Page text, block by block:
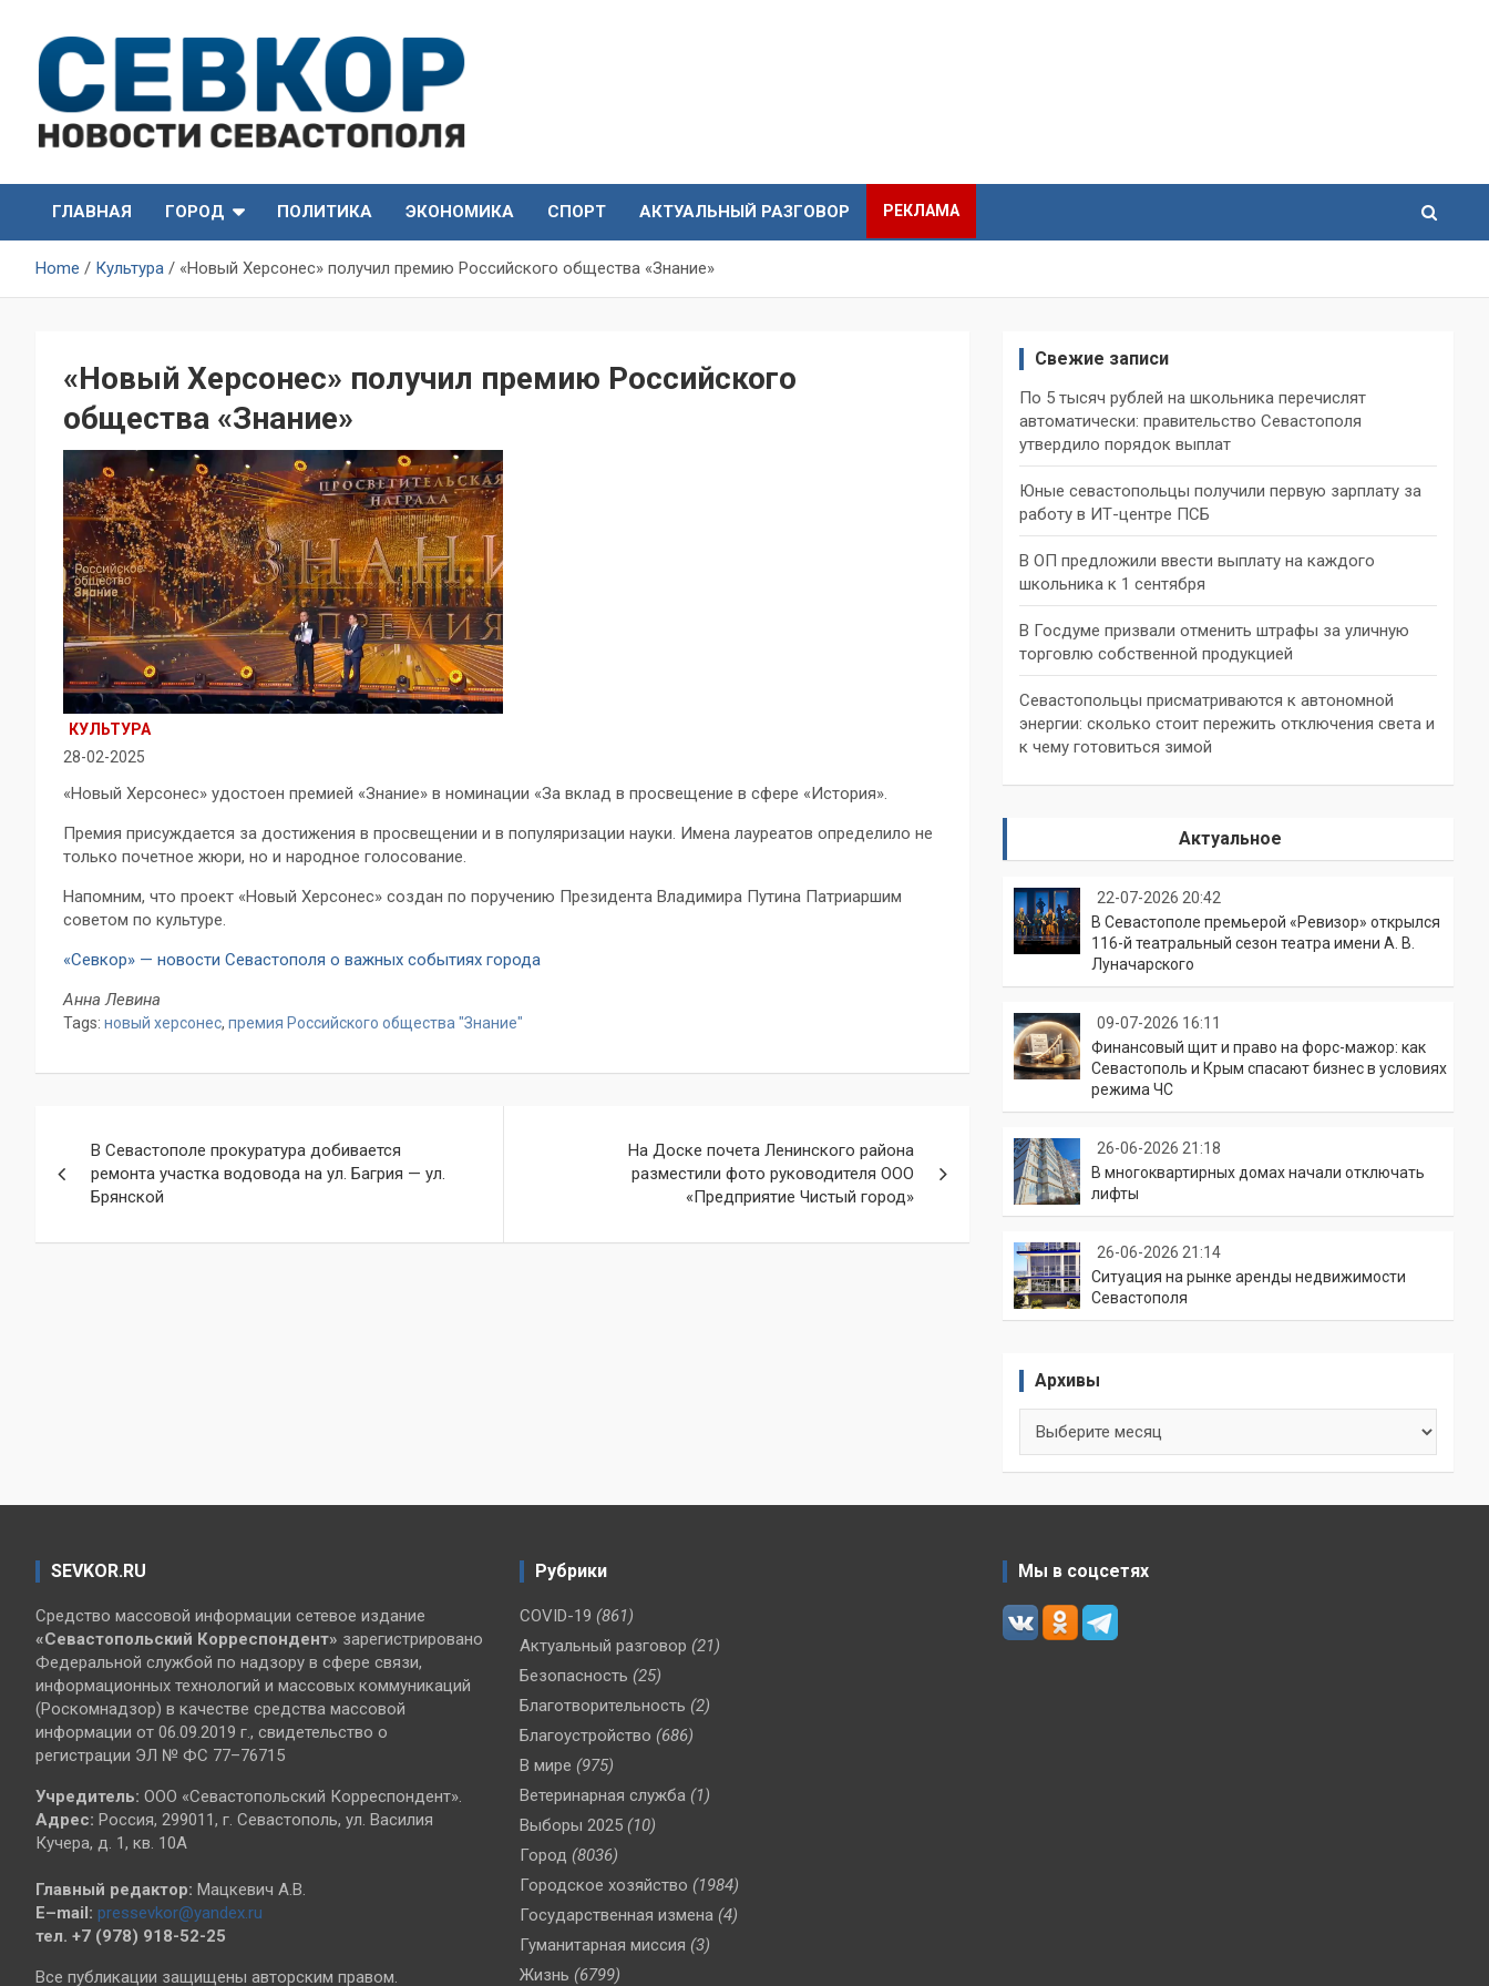
content
СевКор — Новости
Севастополя
Севастополя
ГЛАВНАЯ
ГОРОД ПОЛИТИКА ЭКОНОМИКА СПОРТ АКТУАЛЬНЫЙ РАЗГОВОР РЕКЛАМА
Home Культура «Новый Херсонес» получил премию Российского общества «Знание»
«Новый Херсонес» получил премию Российского
общества «Знание»
КУЛЬТУРА
28-02-2025
«Новый Херсонес» удостоен премией «Знание» в номинации «За вклад в просвещение в сфере «История».
Премия присуждается за достижения в просвещении и в популяризации науки. Имена лауреатов определило не
только почетное жюри, но и народное голосование.
Напомним, что проект «Новый Херсонес» создан по поручению Президента Владимира Путина Патриаршим
советом по культуре.
«Севкор» — новости Севастополя о важных событиях города
Анна Левина
Tags: новый херсонес, премия Российского общества "Знание"
по
записям
В Севастополе прокуратура добивается
ремонта участка водовода на ул. Багрия — ул.
Брянской
На Доске почета Ленинского района
разместили фото руководителя ООО
«Предприятие Чистый город»
Свежие записи
По 5 тысяч рублей на школьника перечислят
автоматически: правительство Севастополя
утвердило порядок выплат
Юные севастопольцы получили первую зарплату за
работу в ИТ-центре ПСБ
В ОП предложили ввести выплату на каждого
школьника к 1 сентября
В Госдуме призвали отменить штрафы за уличную
торговлю собственной продукцией
Севастопольцы присматриваются к автономной
энергии: сколько стоит пережить отключения света и
к чему готовиться зимой
Актуальное
22-07-2026 20:42
В Севастополе премьерой «Ревизор» открылся
116-й театральный сезон театра имени А. В.
Луначарского
09-07-2026 16:11
Финансовый щит и право на форс-мажор: как
Севастополь и Крым спасают бизнес в условиях
режима ЧС
26-06-2026 21:18
В многоквартирных домах начали отключать
лифты
26-06-2026 21:14
Ситуация на рынке аренды недвижимости
Севастополя
Архивы
SEVKOR.RU
Средство массовой информации сетевое издание
«Севастопольский Корреспондент» зарегистрировано
Федеральной службой по надзору в сфере связи,
информационных технологий и массовых коммуникаций
(Роскомнадзор) в качестве средства массовой
информации от 06.09.2019 г., свидетельство о
регистрации ЭЛ № ФС 77–76715
Учредитель: ООО «Севастопольский Корреспондент».
Адрес: Россия, 299011, г. Севастополь, ул. Василия
Кучера, д. 1, кв. 10А
Главный редактор: Мацкевич А.В.
E–mail: pressevkor@yandex.ru
тел. +7 (978) 918-52-25
Все публикации защищены авторским правом.
Рубрики
COVID-19 (861)
Актуальный разговор (21)
Безопасность (25)
Благотворительность (2)
Благоустройство (686)
В мире (975)
Ветеринарная служба (1)
Выборы 2025 (10)
Город (8036)
Городское хозяйство (1984)
Государственная измена (4)
Гуманитарная миссия (3)
Жизнь (6799)
Мы в соцсетях